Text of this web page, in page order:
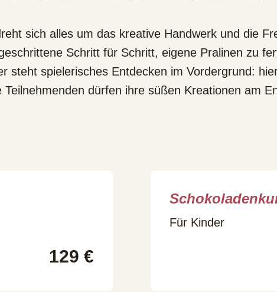
sich alles um das kreative Handwerk und die
Schritt für Schritt, eigene Pralinen zu
steht spielerisches Entdecken im Vordergrund:
dürfen ihre süßen Kreationen am
129 €
Für Kinder